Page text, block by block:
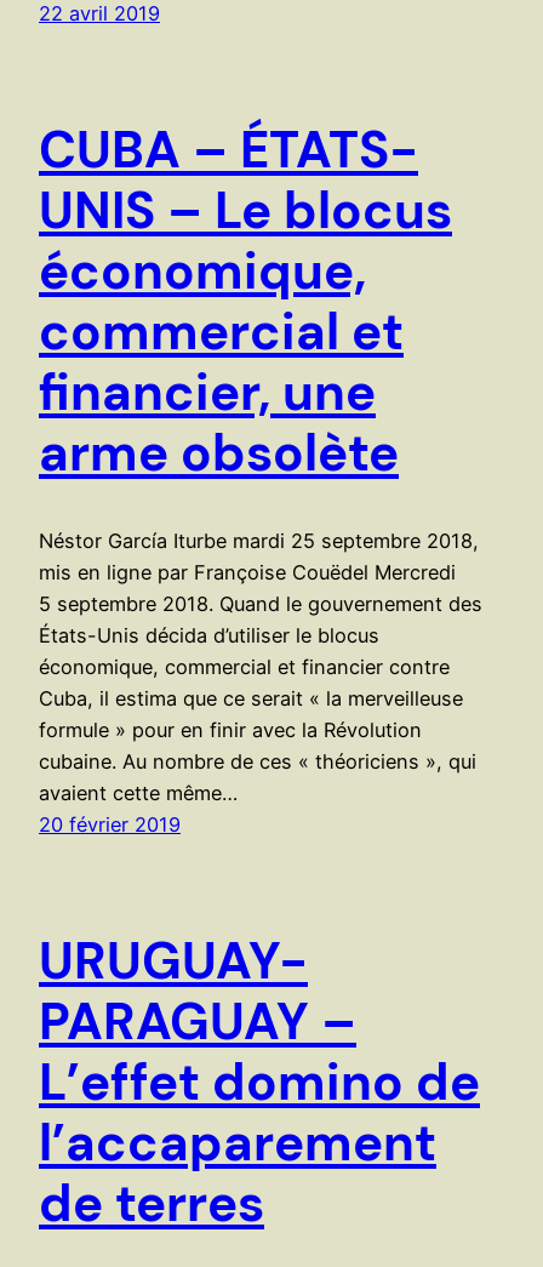
22 avril 2019
CUBA – ÉTATS-
UNIS – Le blocus
économique,
commercial et
financier, une
arme obsolète
Néstor García Iturbe mardi 25 septembre 2018,
mis en ligne par Françoise Couëdel Mercredi
5 septembre 2018. Quand le gouvernement des
États-Unis décida d’utiliser le blocus
économique, commercial et financier contre
Cuba, il estima que ce serait « la merveilleuse
formule » pour en finir avec la Révolution
cubaine. Au nombre de ces « théoriciens », qui
avaient cette même…
20 février 2019
URUGUAY-
PARAGUAY –
L’effet domino de
l’accaparement
de terres